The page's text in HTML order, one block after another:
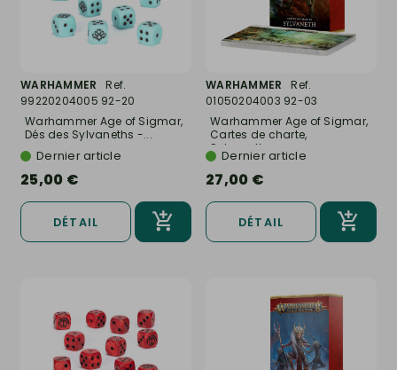
WARHAMMER
Ref.
99220204005 92-20
Warhammer Age of Sigmar,
Dés des Sylvaneths -...
Dernier article
25,00 €
DÉTAIL
WARHAMMER
Ref.
01050204003 92-03
Warhammer Age of Sigmar,
Cartes de charte,
Sylvaneth...
Dernier article
27,00 €
DÉTAIL